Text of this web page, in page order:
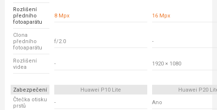
Rozlišení
předního
fotoaparátu
8 Mpx 16 Mpx
Clona
předního
fotoaparátu
f/2.0 -
Rozlišení
videa
- 1920 × 1080
Zabezpečení Huawei P10 Lite
Huawei P20
Čtečka otisku
prstů
- Ano